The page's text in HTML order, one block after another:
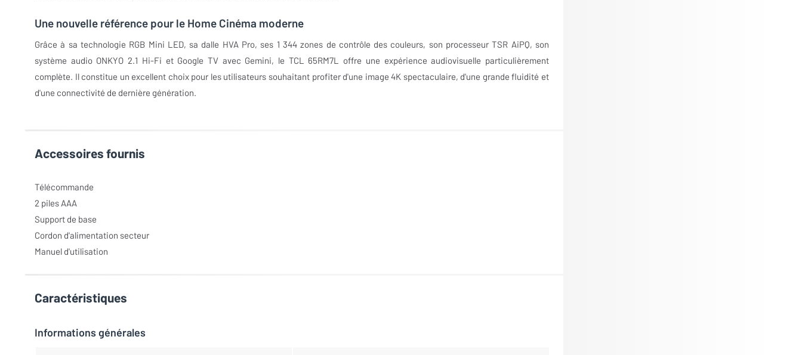
Une nouvelle référence pour le Home Cinéma moderne
Grâce à sa technologie RGB Mini LED, sa dalle HVA Pro, ses 1 344 zones de contrôle des couleurs, son processeur TSR AiPQ, son
système audio ONKYO 2.1 Hi-Fi et Google TV avec Gemini, le TCL 65RM7L offre une expérience audiovisuelle particulièrement
complète. Il constitue un excellent choix pour les utilisateurs souhaitant profiter d'une image 4K spectaculaire, d'une grande fluidité et
d'une connectivité de dernière génération.
Accessoires fournis
Télécommande
2 piles AAA
Support de base
Cordon d'alimentation secteur
Manuel d'utilisation
Caractéristiques
Informations générales